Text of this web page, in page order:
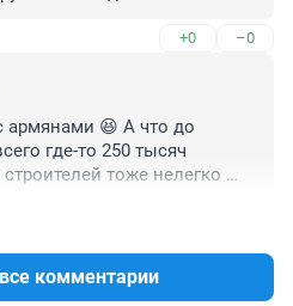
ВСЁ. Вот аэропорт в Сухуми
то время
было,осталось около
нас в пандемию,надо было
где был их суверинитет
+0 –0
армянами 😆 А что до
где-то 250 тысяч
тоже нелегко
комментарии